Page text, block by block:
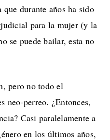
durante años ha sido
para la mujer (y la
se puede bailar, esta no
pero no todo el
neo-perreo. ¿Entonces,
Casi paralelamente a
en los últimos años,